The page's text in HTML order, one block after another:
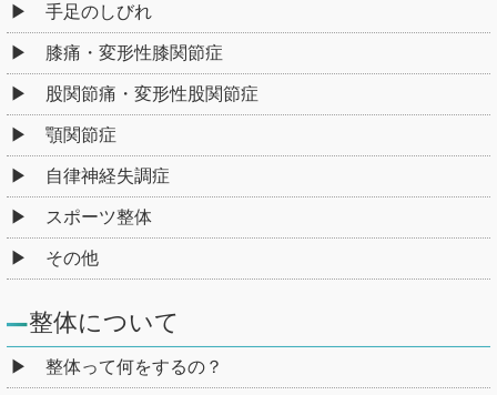
手足のしびれ
膝痛・変形性膝関節症
股関節痛・変形性股関節症
顎関節症
自律神経失調症
スポーツ整体
その他
整体について
整体って何をするの？